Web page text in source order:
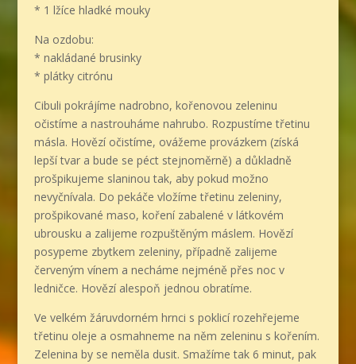
* 1 lžíce hladké mouky
Na ozdobu:
* nakládané brusinky
* plátky citrónu
Cibuli pokrájíme nadrobno, kořenovou zeleninu
očistíme a nastrouháme nahrubo. Rozpustíme třetinu
másla. Hovězí očistíme, ovážeme provázkem (získá
lepší tvar a bude se péct stejnoměrně) a důkladně
prošpikujeme slaninou tak, aby pokud možno
nevyčnívala. Do pekáče vložíme třetinu zeleniny,
prošpikované maso, koření zabalené v látkovém
ubrousku a zalijeme rozpuštěným máslem. Hovězí
posypeme zbytkem zeleniny, případně zalijeme
červeným vínem a necháme nejméně přes noc v
ledničce. Hovězí alespoň jednou obratíme.
Ve velkém žáruvdorném hrnci s poklicí rozehřejeme
třetinu oleje a osmahneme na něm zeleninu s kořením.
Zelenina by se neměla dusit. Smažíme tak 6 minut, pak